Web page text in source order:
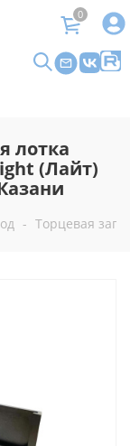
0
лотка
(Лайт)
- Торцевая